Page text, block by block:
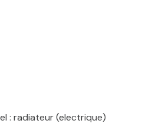
: radiateur (electrique)